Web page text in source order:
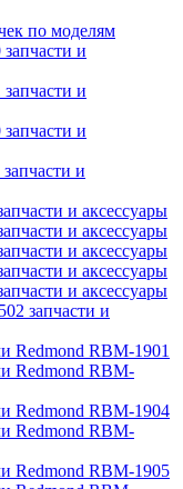
по моделям
и
и
и
и
и аксессуары
и аксессуары
и аксессуары
и аксессуары
и аксессуары
запчасти и
Redmond RBM-1901
Redmond RBM-
Redmond RBM-1904
Redmond RBM-
Redmond RBM-1905